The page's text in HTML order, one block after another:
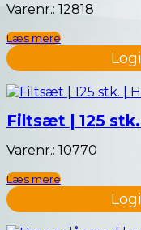
Varenr.: 12818
Læs mere
Filtsæt | 125
Varenr.: 10770
Læs mere